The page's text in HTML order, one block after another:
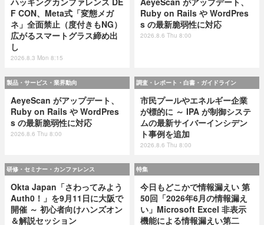
F CON、Meta式「変態メガ
ネ」全面禁止（度付きもNG）
広がるスマートグラス締め出
し
2026.8.3 Mon 8:15
Ruby on Rails や WordPres
s の最新脆弱性に対応
2026.8.6 Thu 8:00
製品・サービス・業界動向
AeyeScan がアップデート、
Ruby on Rails や WordPres
s の最新脆弱性に対応
2026.8.6 Thu 8:00
調査・レポート・白書・ガイドライン
市民プールやエネルギー企業
が標的に ～ IPA が制御システ
ムの最新サイバーインシデン
ト事例を追加
2026.8.6 Thu 8:00
研修・セミナー・カンファレンス
Okta Japan「さわってみよう
Auth0！」を9月11日に大阪で
開催 ～ 初心者向けハンズオン
＆解説セッション
特集
今日もどこかで情報漏えい 第
50回「2026年6月の情報漏え
い」Microsoft Excel 非表示
機能による情報漏えい第二